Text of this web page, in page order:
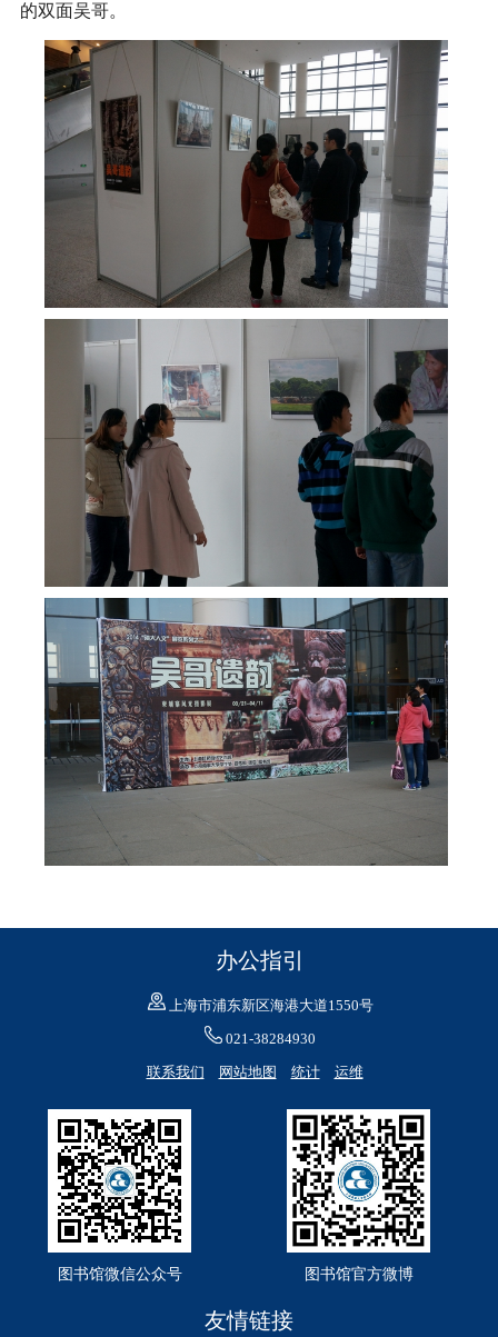
的双面吴哥。
办公指引
上海市浦东新区海港大道1550号
021-38284930
联系我们
网站地图 统计 运维
图书馆微信公众号 图书馆官方微博
友情链接